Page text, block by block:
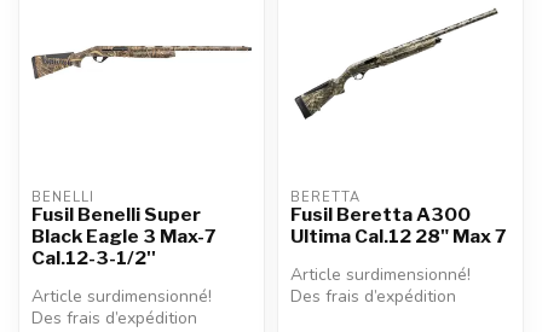
BENELLI
Fusil Benelli Super
Black Eagle 3 Max-7
Cal.12-3-1/2''
Article surdimensionné!
Des frais d’expédition
BERETTA
Fusil Beretta A300
Ultima Cal.12 28" Max 7
Article surdimensionné!
Des frais d’expédition